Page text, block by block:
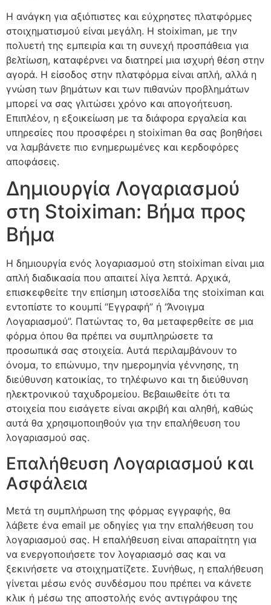
Η ανάγκη για αξιόπιστες και εύχρηστες πλατφόρμες
στοιχηματισμού είναι μεγάλη. Η stoiximan, με την
πολυετή της εμπειρία και τη συνεχή προσπάθεια για
βελτίωση, καταφέρνει να διατηρεί μια ισχυρή θέση στην
αγορά. Η είσοδος στην πλατφόρμα είναι απλή, αλλά η
γνώση των βημάτων και των πιθανών προβλημάτων
μπορεί να σας γλιτώσει χρόνο και απογοήτευση.
Επιπλέον, η εξοικείωση με τα διάφορα εργαλεία και
υπηρεσίες που προσφέρει η stoiximan θα σας βοηθήσει
να λαμβάνετε πιο ενημερωμένες και κερδοφόρες
αποφάσεις.
Δημιουργία Λογαριασμού
στη Stoiximan: Βήμα προς
Βήμα
Η δημιουργία ενός λογαριασμού στη stoiximan είναι μια
απλή διαδικασία που απαιτεί λίγα λεπτά. Αρχικά,
επισκεφθείτε την επίσημη ιστοσελίδα της stoiximan και
εντοπίστε το κουμπί “Εγγραφή” ή “Άνοιγμα
Λογαριασμού”. Πατώντας το, θα μεταφερθείτε σε μια
φόρμα όπου θα πρέπει να συμπληρώσετε τα
προσωπικά σας στοιχεία. Αυτά περιλαμβάνουν το
όνομα, το επώνυμο, την ημερομηνία γέννησης, τη
διεύθυνση κατοικίας, το τηλέφωνο και τη διεύθυνση
ηλεκτρονικού ταχυδρομείου. Βεβαιωθείτε ότι τα
στοιχεία που εισάγετε είναι ακριβή και αληθή, καθώς
αυτά θα χρησιμοποιηθούν για την επαλήθευση του
λογαριασμού σας.
Επαλήθευση Λογαριασμού και
Ασφάλεια
Μετά τη συμπλήρωση της φόρμας εγγραφής, θα
λάβετε ένα email με οδηγίες για την επαλήθευση του
λογαριασμού σας. Η επαλήθευση είναι απαραίτητη για
να ενεργοποιήσετε τον λογαριασμό σας και να
ξεκινήσετε να στοιχηματίζετε. Συνήθως, η επαλήθευση
γίνεται μέσω ενός συνδέσμου που πρέπει να κάνετε
κλικ ή μέσω της αποστολής ενός αντιγράφου της